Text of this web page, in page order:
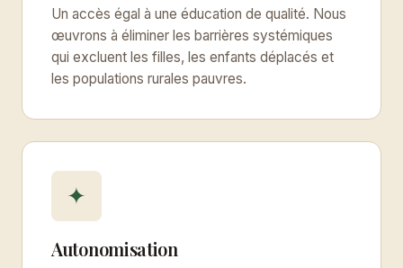
Un accès égal à une éducation de qualité. Nous
œuvrons à éliminer les barrières systémiques
qui excluent les filles, les enfants déplacés et
les populations rurales pauvres.
✦
Autonomisation